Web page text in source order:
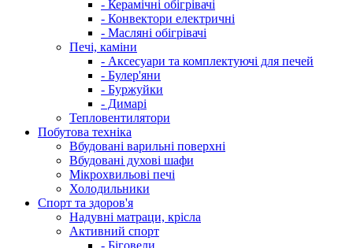
- Керамічні обігрівачі
- Конвектори електричні
- Масляні обігрівачі
Печі, каміни
- Аксесуари та комплектуючі для печей
- Булер'яни
- Буржуйки
- Димарі
Тепловентилятори
Побутова техніка
Вбудовані варильні поверхні
Вбудовані духові шафи
Мікрохвильові печі
Холодильники
Спорт та здоров'я
Надувні матраци, крісла
Активний спорт
- Біговели